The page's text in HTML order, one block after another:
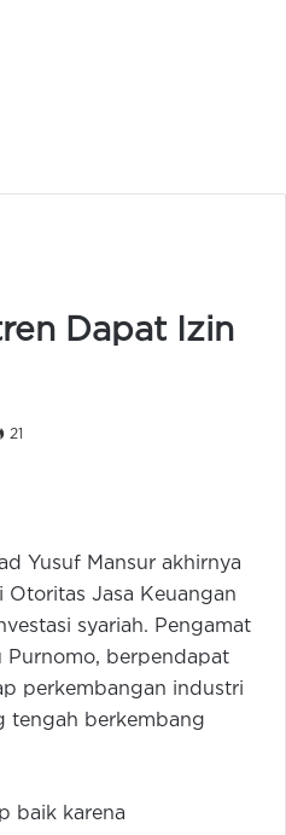
Dapat Izin
21
Yusuf Mansur akhirnya
Otoritas Jasa Keuangan
syariah. Pengamat
Purnomo, berpendapat
perkembangan industri
tengah berkembang
baik karena